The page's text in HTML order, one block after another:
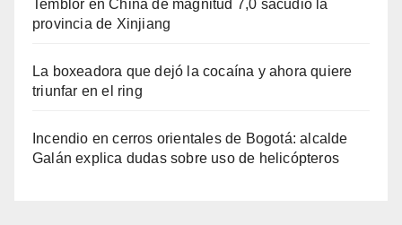
Temblor en China de magnitud 7,0 sacudió la
provincia de Xinjiang
La boxeadora que dejó la cocaína y ahora quiere
triunfar en el ring​
Incendio en cerros orientales de Bogotá: alcalde
Galán explica dudas sobre uso de helicópteros